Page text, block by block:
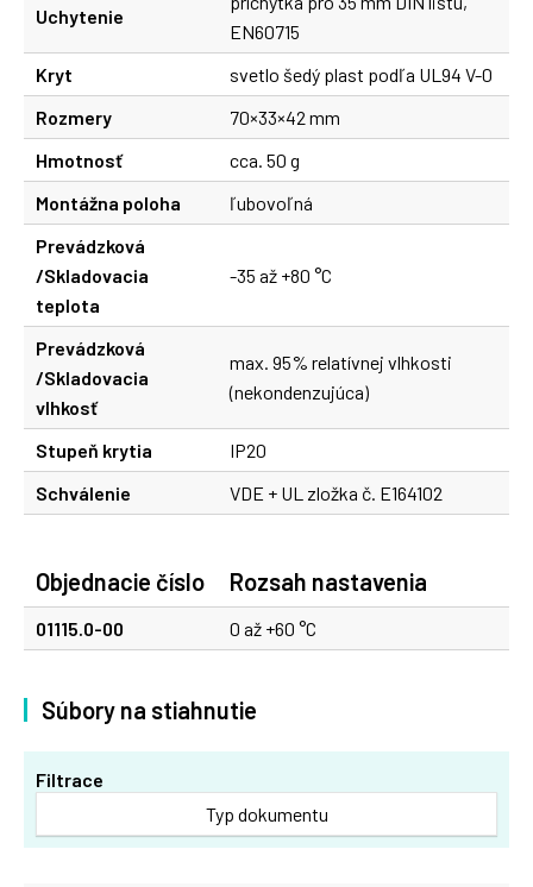
Uchytenie
EN60715
Kryt
svetlo šedý plast podľa UL94 V-0
Rozmery
70×33×42 mm
Hmotnosť
cca. 50 g
Montážna poloha
ľubovoľná
Prevádzková
/Skladovacia
teplota
-35 až +80 °C
Prevádzková
/Skladovacia
vlhkosť
max. 95% relatívnej vlhkosti
(nekondenzujúca)
Stupeň krytia
IP20
Schválenie
VDE + UL zložka č. E164102
Objednacie číslo Rozsah nastavenia
01115.0-00 0 až +60 °C
Súbory na stiahnutie
Filtrace
Typ dokumentu